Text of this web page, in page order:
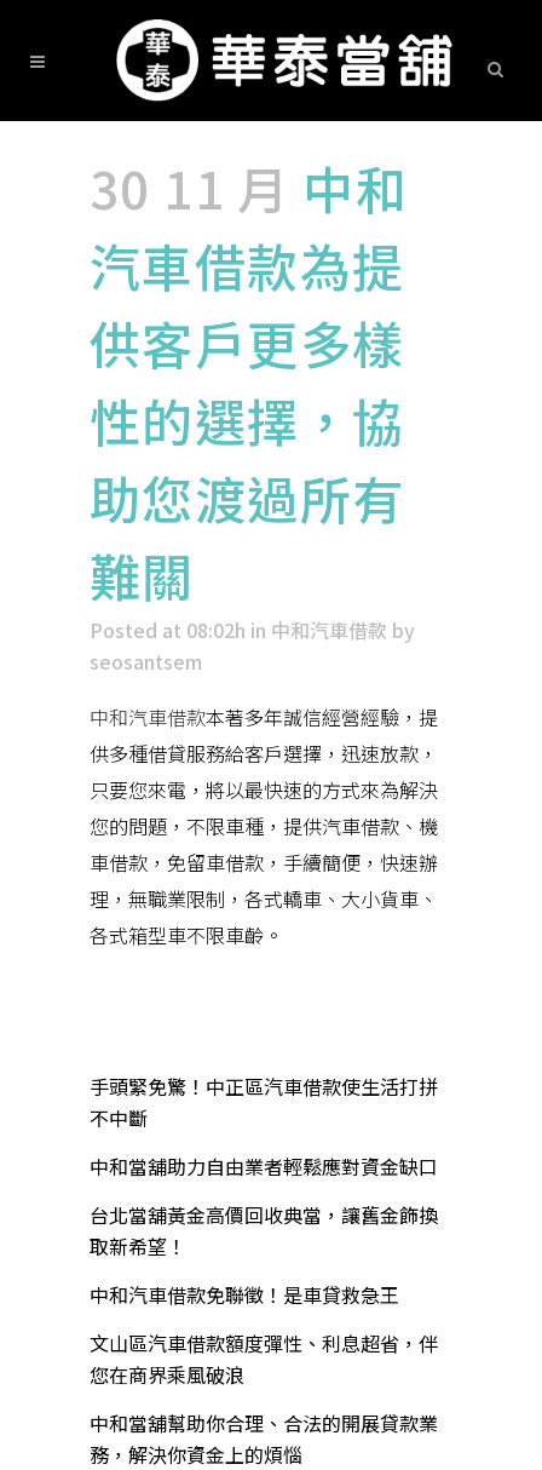
30 11 月 中和
汽車借款為提
供客戶更多樣
性的選擇，協
助您渡過所有
難關
Posted at 08:02h in 中和汽車借款 by
seosantsem
中和汽車借款本著多年誠信經營經驗，提
供多種借貸服務給客戶選擇，迅速放款，
只要您來電，將以最快速的方式來為解決
您的問題，不限車種，提供汽車借款、機
車借款，免留車借款，手續簡便，快速辦
理，無職業限制，各式轎車、大小貨車、
各式箱型車不限車齡。
手頭緊免驚！中正區汽車借款使生活打拼
不中斷
中和當舖助力自由業者輕鬆應對資金缺口
台北當舖黃金高價回收典當，讓舊金飾換
取新希望！
中和汽車借款免聯徵！是車貸救急王
文山區汽車借款額度彈性、利息超省，伴
您在商界乘風破浪
中和當舖幫助你合理、合法的開展貸款業
務，解決你資金上的煩惱